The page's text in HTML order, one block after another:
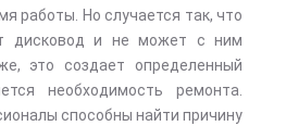
работы. Но случается так, что
дисковод и не может с ним
это создает определенный
необходимость ремонта.
способны найти причину